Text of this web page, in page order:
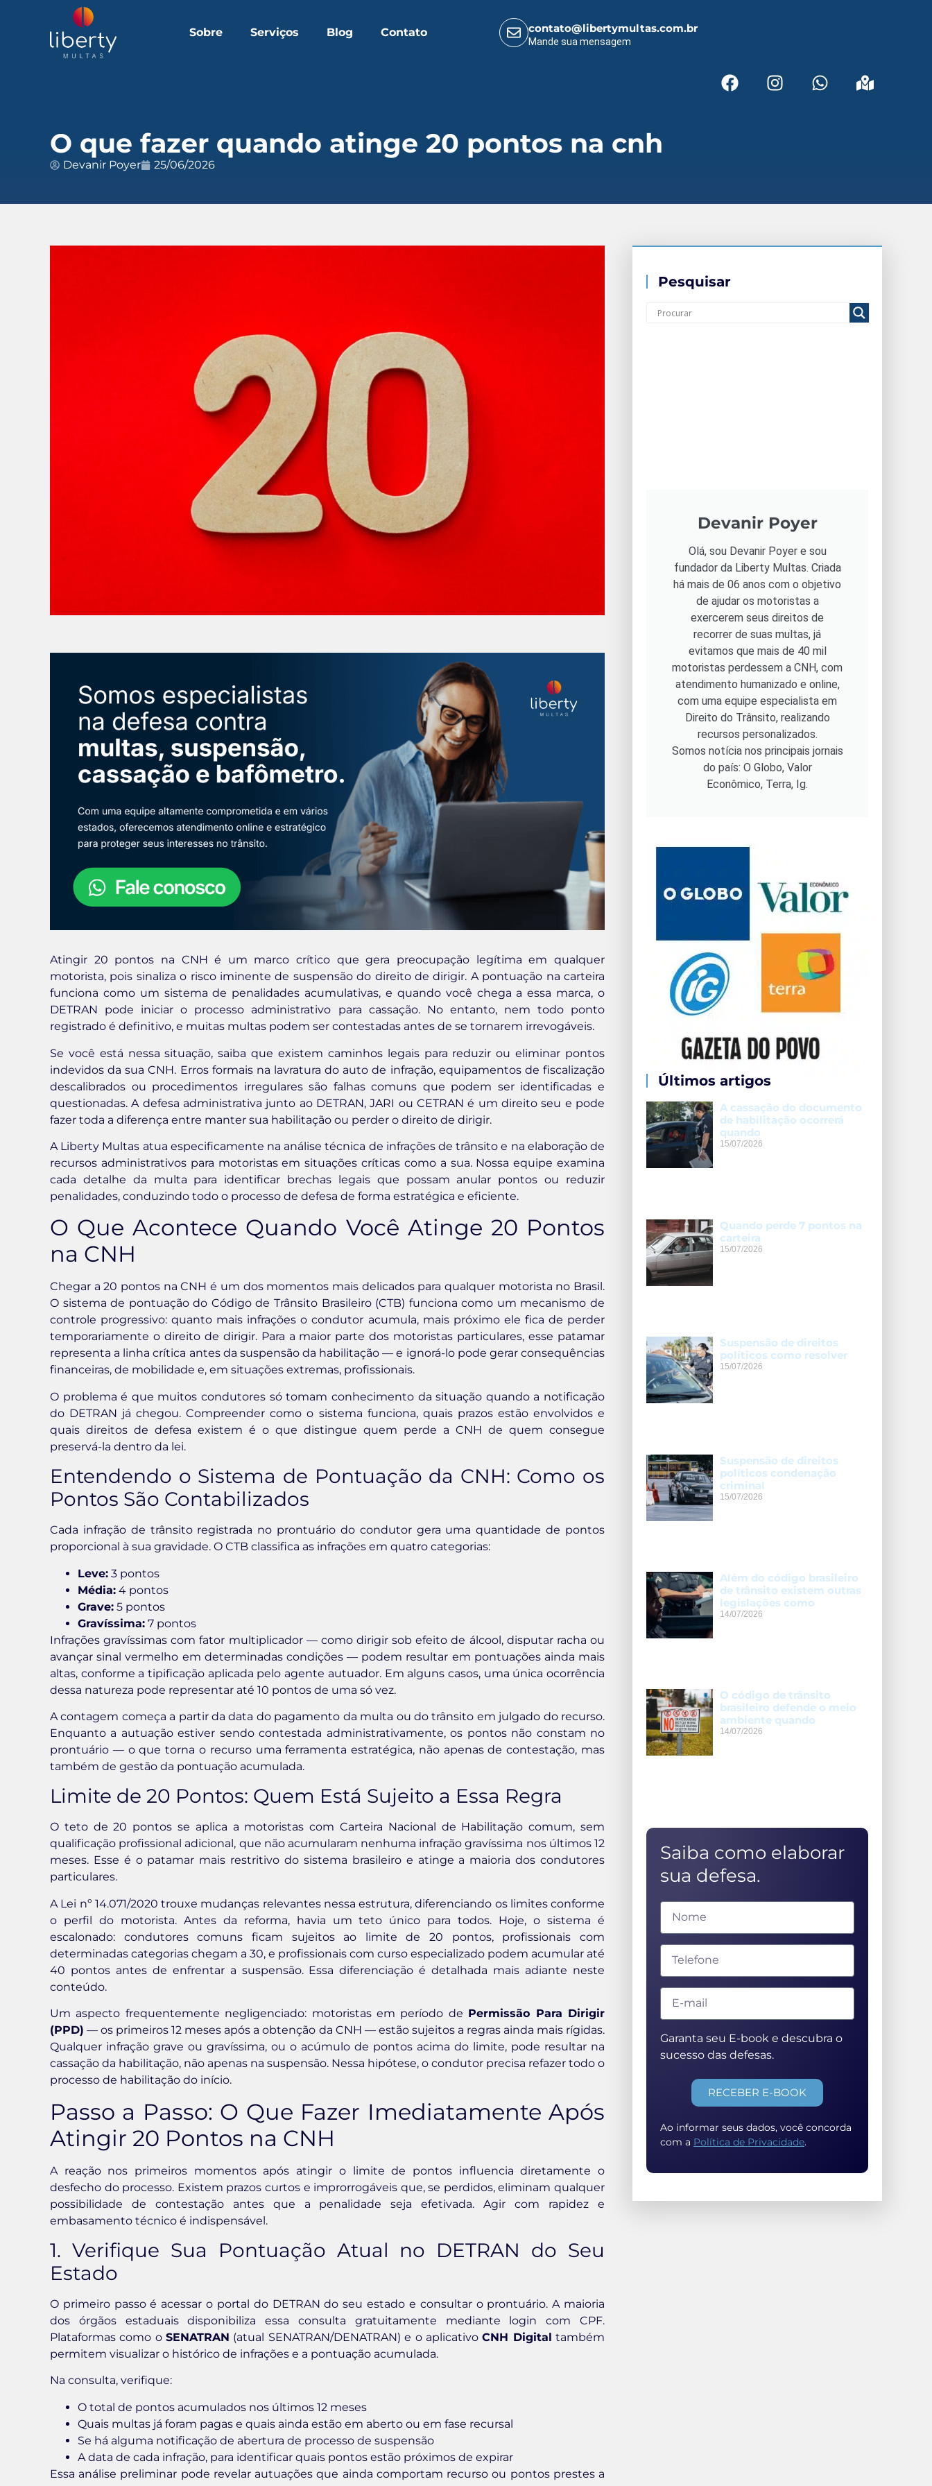
Sobre Serviços Blog Contato contato@libertymultas.com.br
Mande sua mensagem
O que fazer quando atinge 20 pontos na cnh
Devanir Poyer 25/06/2026
Atingir 20 pontos na CNH é um marco crítico que gera preocupação legítima em qualquer
motorista, pois sinaliza o risco iminente de suspensão do direito de dirigir. A pontuação na carteira
funciona como um sistema de penalidades acumulativas, e quando você chega a essa marca, o
DETRAN pode iniciar o processo administrativo para cassação. No entanto, nem todo ponto
registrado é definitivo, e muitas multas podem ser contestadas antes de se tornarem irrevogáveis.
Se você está nessa situação, saiba que existem caminhos legais para reduzir ou eliminar pontos
indevidos da sua CNH. Erros formais na lavratura do auto de infração, equipamentos de fiscalização
descalibrados ou procedimentos irregulares são falhas comuns que podem ser identificadas e
questionadas. A defesa administrativa junto ao DETRAN, JARI ou CETRAN é um direito seu e pode
fazer toda a diferença entre manter sua habilitação ou perder o direito de dirigir.
A Liberty Multas atua especificamente na análise técnica de infrações de trânsito e na elaboração de
recursos administrativos para motoristas em situações críticas como a sua. Nossa equipe examina
cada detalhe da multa para identificar brechas legais que possam anular pontos ou reduzir
penalidades, conduzindo todo o processo de defesa de forma estratégica e eficiente.
O Que Acontece Quando Você Atinge 20 Pontos
na CNH
Chegar a 20 pontos na CNH é um dos momentos mais delicados para qualquer motorista no Brasil.
O sistema de pontuação do Código de Trânsito Brasileiro (CTB) funciona como um mecanismo de
controle progressivo: quanto mais infrações o condutor acumula, mais próximo ele fica de perder
temporariamente o direito de dirigir. Para a maior parte dos motoristas particulares, esse patamar
representa a linha crítica antes da suspensão da habilitação — e ignorá-lo pode gerar consequências
financeiras, de mobilidade e, em situações extremas, profissionais.
O problema é que muitos condutores só tomam conhecimento da situação quando a notificação
do DETRAN já chegou. Compreender como o sistema funciona, quais prazos estão envolvidos e
quais direitos de defesa existem é o que distingue quem perde a CNH de quem consegue
preservá-la dentro da lei.
Entendendo o Sistema de Pontuação da CNH: Como os
Pontos São Contabilizados
Cada infração de trânsito registrada no prontuário do condutor gera uma quantidade de pontos
proporcional à sua gravidade. O CTB classifica as infrações em quatro categorias:
Leve: 3 pontos
Média: 4 pontos
Grave: 5 pontos
Gravíssima: 7 pontos
Infrações gravíssimas com fator multiplicador — como dirigir sob efeito de álcool, disputar racha ou
avançar sinal vermelho em determinadas condições — podem resultar em pontuações ainda mais
altas, conforme a tipificação aplicada pelo agente autuador. Em alguns casos, uma única ocorrência
dessa natureza pode representar até 10 pontos de uma só vez.
A contagem começa a partir da data do pagamento da multa ou do trânsito em julgado do recurso.
Enquanto a autuação estiver sendo contestada administrativamente, os pontos não constam no
prontuário — o que torna o recurso uma ferramenta estratégica, não apenas de contestação, mas
também de gestão da pontuação acumulada.
Limite de 20 Pontos: Quem Está Sujeito a Essa Regra
O teto de 20 pontos se aplica a motoristas com Carteira Nacional de Habilitação comum, sem
qualificação profissional adicional, que não acumularam nenhuma infração gravíssima nos últimos 12
meses. Esse é o patamar mais restritivo do sistema brasileiro e atinge a maioria dos condutores
particulares.
A Lei nº 14.071/2020 trouxe mudanças relevantes nessa estrutura, diferenciando os limites conforme
o perfil do motorista. Antes da reforma, havia um teto único para todos. Hoje, o sistema é
escalonado: condutores comuns ficam sujeitos ao limite de 20 pontos, profissionais com
determinadas categorias chegam a 30, e profissionais com curso especializado podem acumular até
40 pontos antes de enfrentar a suspensão. Essa diferenciação é detalhada mais adiante neste
conteúdo.
Um aspecto frequentemente negligenciado: motoristas em período de Permissão Para Dirigir
(PPD) — os primeiros 12 meses após a obtenção da CNH — estão sujeitos a regras ainda mais rígidas.
Qualquer infração grave ou gravíssima, ou o acúmulo de pontos acima do limite, pode resultar na
cassação da habilitação, não apenas na suspensão. Nessa hipótese, o condutor precisa refazer todo o
processo de habilitação do início.
Passo a Passo: O Que Fazer Imediatamente Após
Atingir 20 Pontos na CNH
A reação nos primeiros momentos após atingir o limite de pontos influencia diretamente o
desfecho do processo. Existem prazos curtos e improrrogáveis que, se perdidos, eliminam qualquer
possibilidade de contestação antes que a penalidade seja efetivada. Agir com rapidez e
embasamento técnico é indispensável.
1. Verifique Sua Pontuação Atual no DETRAN do Seu
Estado
O primeiro passo é acessar o portal do DETRAN do seu estado e consultar o prontuário. A maioria
dos órgãos estaduais disponibiliza essa consulta gratuitamente mediante login com CPF.
Plataformas como oSENATRAN (atual SENATRAN/DENATRAN) e o aplicativoCNH Digital também
permitem visualizar o histórico de infrações e a pontuação acumulada.
Na consulta, verifique:
O total de pontos acumulados nos últimos 12 meses
Quais multas já foram pagas e quais ainda estão em aberto ou em fase recursal
Se há alguma notificação de abertura de processo de suspensão
A data de cada infração, para identificar quais pontos estão próximos de expirar
Essa análise preliminar pode revelar autuações que ainda comportam recurso ou pontos prestes a
Pesquisar
Devanir Poyer
Olá, sou Devanir Poyer e sou
fundador da Liberty Multas. Criada
há mais de 06 anos com o objetivo
de ajudar os motoristas a
exercerem seus direitos de
recorrer de suas multas, já
evitamos que mais de 40 mil
motoristas perdessem a CNH, com
atendimento humanizado e online,
com uma equipe especialista em
Direito do Trânsito, realizando
recursos personalizados.
Somos notícia nos principais jornais
do país: O Globo, Valor
Econômico, Terra, Ig.
Últimos artigos
A cassação do documento
de habilitação ocorrerá
quando
15/07/2026
Quando perde 7 pontos na
carteira
15/07/2026
Suspensão de direitos
políticos como resolver
15/07/2026
Suspensão de direitos
políticos condenação
criminal
15/07/2026
Além do código brasileiro
de trânsito existem outras
legislações como
14/07/2026
O código de trânsito
brasileiro defende o meio
ambiente quando
14/07/2026
Saiba como elaborar
sua defesa.
Garanta seu E-book e descubra o
sucesso das defesas.
RECEBER E-BOOK
Ao informar seus dados, você concorda
com a Política de Privacidade.